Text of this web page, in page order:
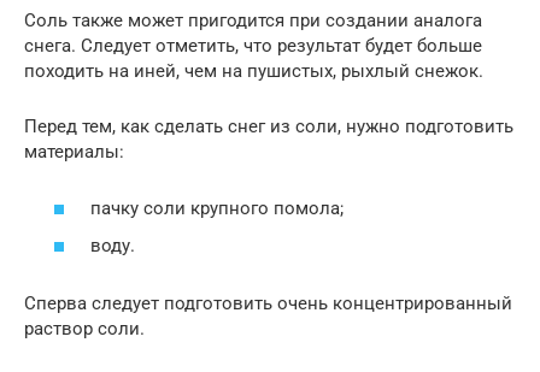
Соль также может пригодится при создании аналога
снега. Следует отметить, что результат будет больше
походить на иней, чем на пушистых, рыхлый снежок.
Перед тем, как сделать снег из соли, нужно подготовить
материалы:
пачку соли крупного помола;
воду.
Сперва следует подготовить очень концентрированный
раствор соли.